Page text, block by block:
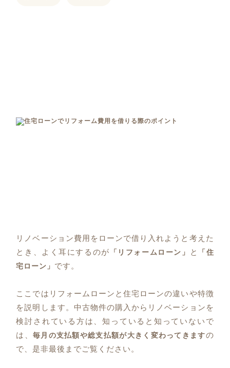
リノベーション費用をローンで借り入れようと考えた
とき、よく耳にするのが
「リフォームローン」 と
「住
宅ローン」 です。
ここではリフォームローンと住宅ローンの違いや特徴
を説明します。中古物件の購入からリノベーションを
検討されている方は、知っていると知っていないで
は、 毎月の支払額や総支払額が大きく変わってきますの
で、是非最後までご覧ください。